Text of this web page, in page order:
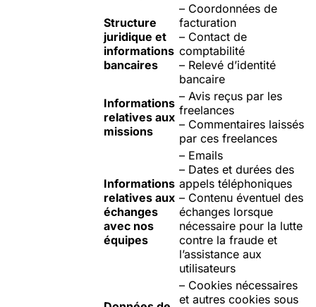
Structure
juridique et
informations
bancaires
– Coordonnées de
facturation
– Contact de
comptabilité
– Relevé d’identité
bancaire
Informations
relatives aux
missions
– Avis reçus par les
freelances
– Commentaires laissés
par ces freelances
Informations
relatives aux
échanges
avec nos
équipes
– Emails
– Dates et durées des
appels téléphoniques
– Contenu éventuel des
échanges lorsque
nécessaire pour la lutte
contre la fraude et
l’assistance aux
utilisateurs
– Cookies nécessaires
et autres cookies sous